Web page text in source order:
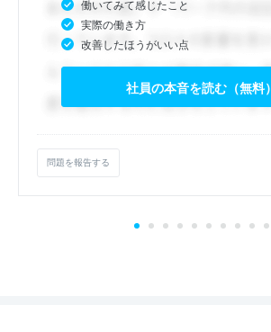
働いてみて感じたこと
実際の働き方
改善したほうがいい点
社員の本音を読む（無料）
問題を報告する